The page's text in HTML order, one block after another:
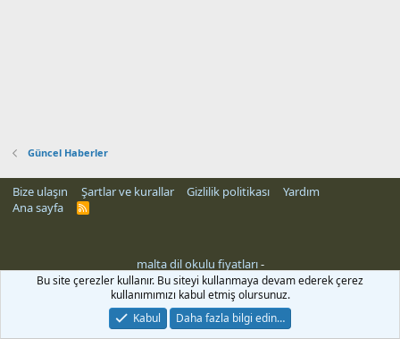
Güncel Haberler
Bize ulaşın Şartlar ve kurallar Gizlilik politikası
Yardım
Ana sayfa
R
malta dil okulu fiyatları-
Bu site çerezler kullanır. Bu siteyi kullanmaya devam ederek çerez
kullanımımızı kabul etmiş olursunuz.
Kabul
Daha fazla bilgi edin…